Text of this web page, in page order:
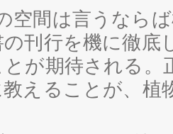
空間は言うなら
刊行を機に徹底
が期待される。
えることが、植